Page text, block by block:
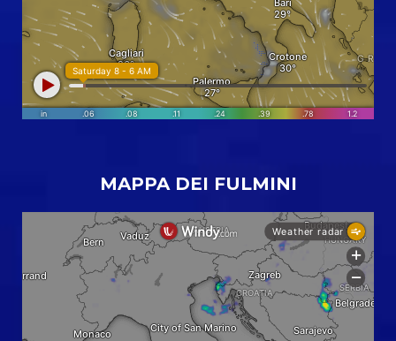
MAPPA DEI FULMINI